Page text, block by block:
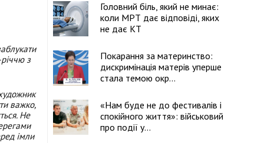
з
важко,
Не
імли
Головний біль, який не минає:
коли МРТ дає відповіді, яких
не дає КТ
Покарання за материнство:
дискримінація матерів уперше
стала темою окр...
«Нам буде не до фестивалів і
спокійного життя»: військовий
про події у...